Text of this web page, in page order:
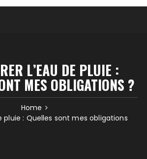
L’EAU DE PLUIE :
MES OBLIGATIONS ?
Home
pluie : Quelles sont mes obligations